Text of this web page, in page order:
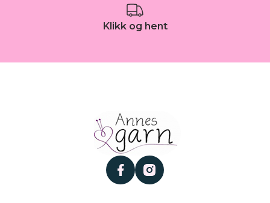
Klikk og hent
facebookinstagram